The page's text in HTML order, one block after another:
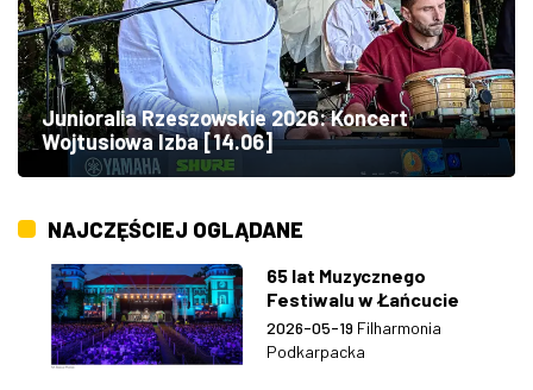
Junioralia Rzeszowskie 2026: Koncert
Wojtusiowa Izba [14.06]
NAJCZĘŚCIEJ OGLĄDANE
65 lat Muzycznego
Festiwalu w Łańcucie
2026-05-19 Filharmonia
Podkarpacka